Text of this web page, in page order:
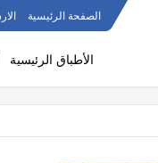
الصفحة الرئيسية
الأطباق الرئيسية